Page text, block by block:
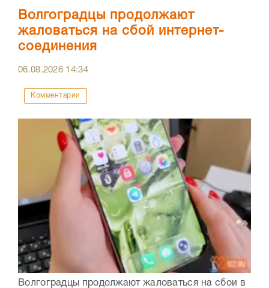
Волгоградцы продолжают
жаловаться на сбой интернет-
соединения
06.08.2026 14:34
Комментарии
Волгоградцы продолжают жаловаться на сбои в